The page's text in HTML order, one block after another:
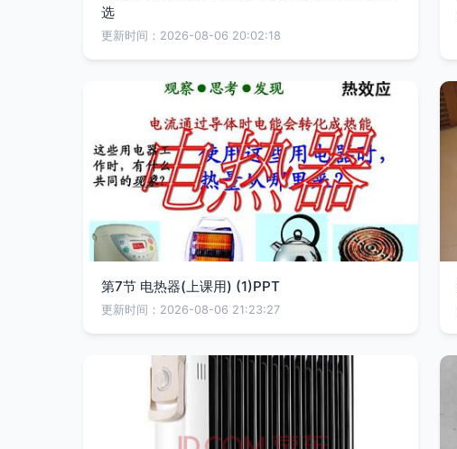
选
更新时间：2026-08-06 20:02:18
第7节 电热器(上课用) (1)PPT
更新时间：2026-08-06 21:23:27